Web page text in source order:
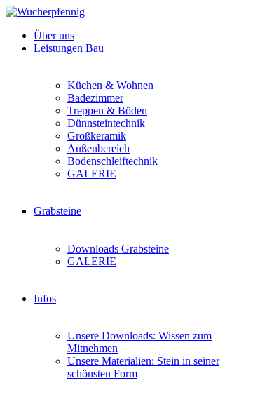
Über uns
Leistungen Bau
Küchen & Wohnen
Badezimmer
Treppen & Böden
Dünnsteintechnik
Großkeramik
Außenbereich
Bodenschleiftechnik
GALERIE
Grabsteine
Downloads Grabsteine
GALERIE
Infos
Unsere Downloads: Wissen zum
Mitnehmen
Unsere Materialien: Stein in seiner
schönsten Form